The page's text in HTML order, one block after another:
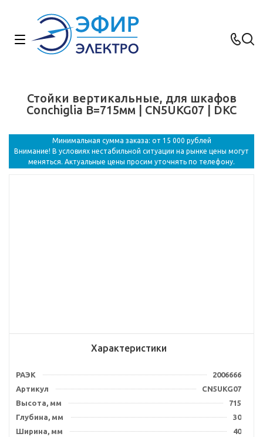
Стойки вертикальные, для шкафов
Conchiglia В=715мм | CN5UKG07 | DKC
Минимальная сумма заказа: от 15 000 рублей
Внимание! В условиях нестабильной ситуации на рынке цены могут
меняться. Актуальные цены просим уточнять по телефону.
Характеристики
РАЭК
2006666
Артикул
CN5UKG07
Высота, мм
715
Глубина, мм
30
Ширина, мм
40